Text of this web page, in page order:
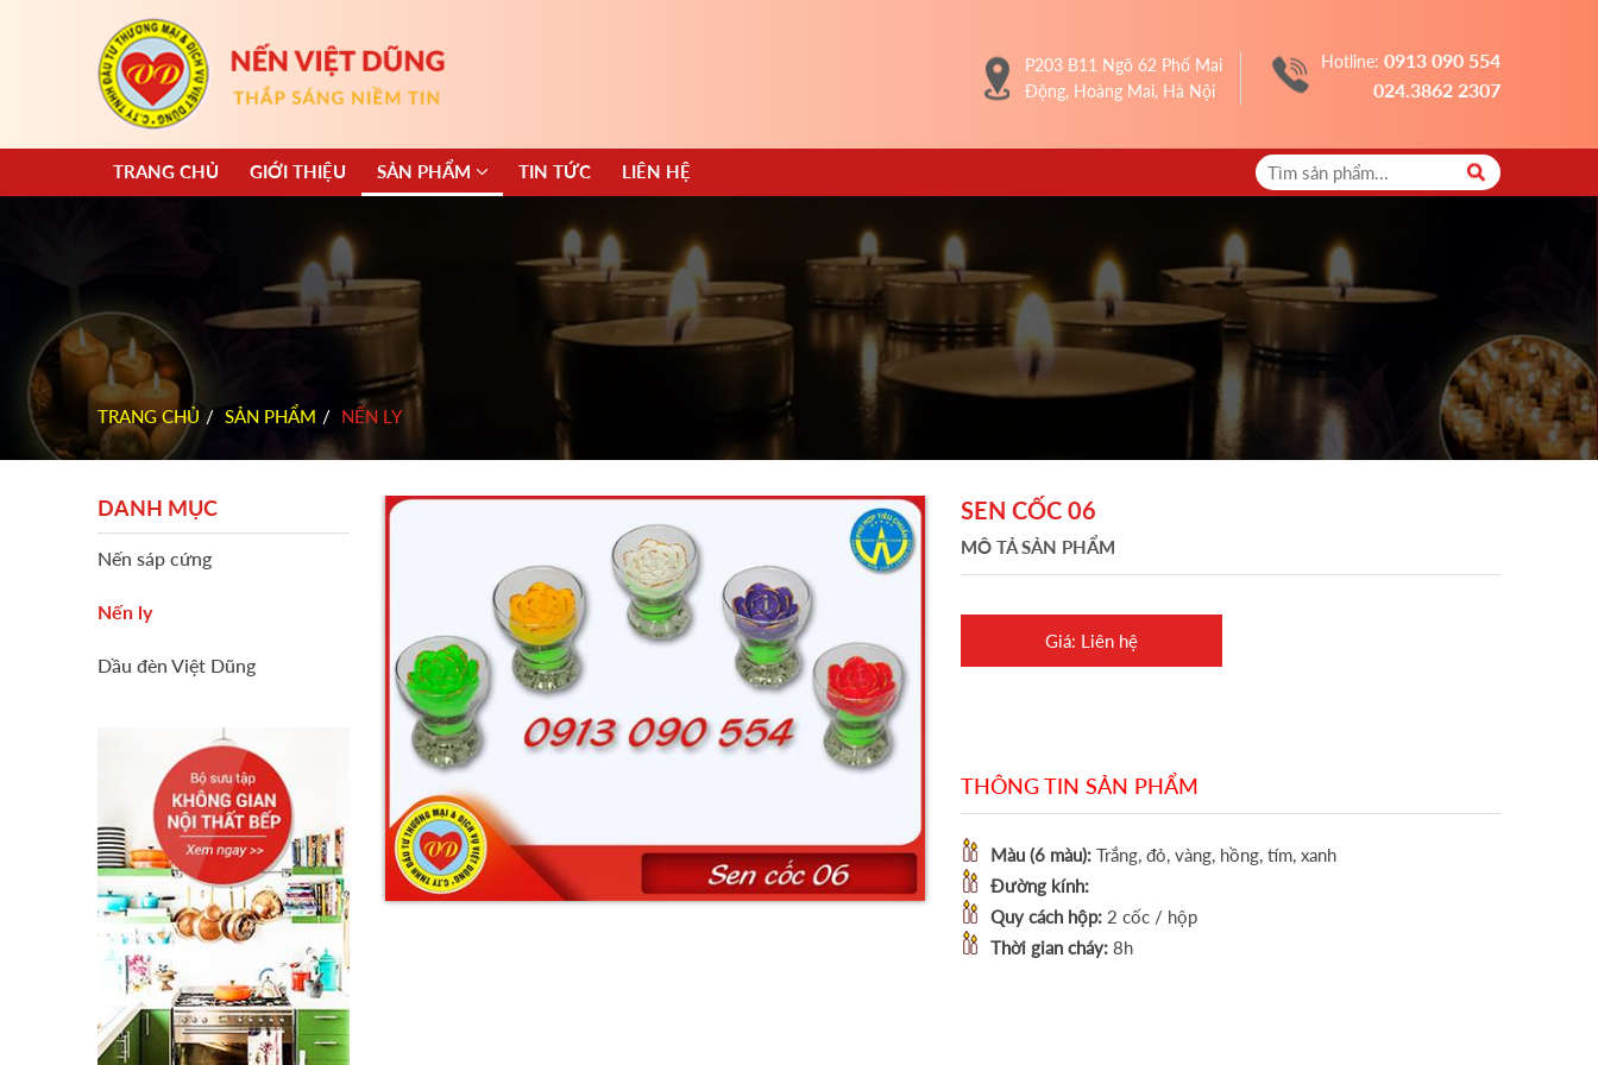
P203 B11 Ngõ 62 Phố Mai
Động, Hoàng Mai, Hà Nội
Hotline: 0913 090 554
024.3862 2307
TRANG CHỦ GIỚI THIỆU SẢN PHẨM TIN TỨC LIÊN HỆ
TRANG CHỦ SẢN PHẨM NẾN LY
DANH MỤC
Nến sáp cứng
Nến ly
Dầu đèn Việt Dũng
SEN CỐC 06
MÔ TẢ SẢN PHẨM
Giá: Liên hệ
THÔNG TIN SẢN PHẨM
Màu (6 màu): Trắng, đỏ, vàng, hồng, tím, xanh
Đường kính:
Quy cách hộp: 2 cốc / hộp
Thời gian cháy: 8h